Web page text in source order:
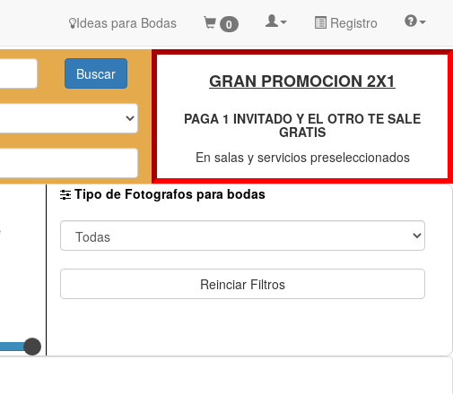
Ideas para Bodas 0 Registro
GRAN PROMOCION 2X1
PAGA 1 INVITADO Y EL OTRO TE SALE
GRATIS
En salas y servicios preseleccionados
Tipo de Fotografos para bodas
Reinciar Filtros